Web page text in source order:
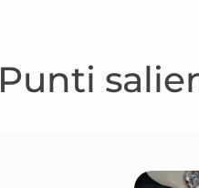
Punti